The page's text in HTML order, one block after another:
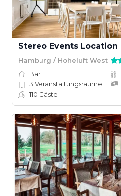
Stereo Events Location
Hamburg / Hoheluft West
Bar
3 Veranstaltungsräume
110 Gäste